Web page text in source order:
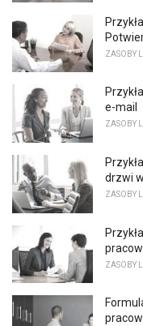
ZASOBY
e-mail
ZASOBY
drzwi
ZASOBY
ZASOBY